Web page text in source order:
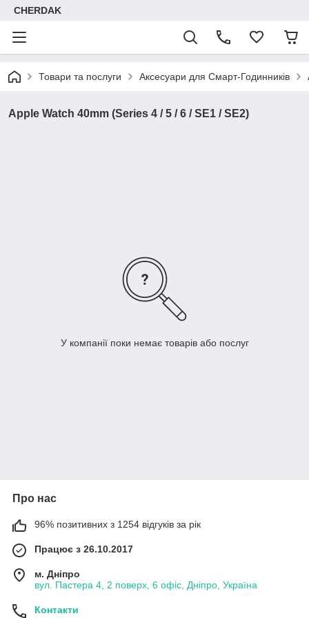
CHERDAK
Товари та послуги Аксесуари для Смарт-Годинників
Apple Watch 40mm (Series 4 / 5 / 6 / SE1 / SE2)
У компанії поки немає товарів або послуг
Про нас
96% позитивних з 1254 відгуків за рік
Працює з 26.10.2017
м. Дніпро
вул. Пастера 4, 2 поверх, 6 офіс, Дніпро, Україна
Контакти